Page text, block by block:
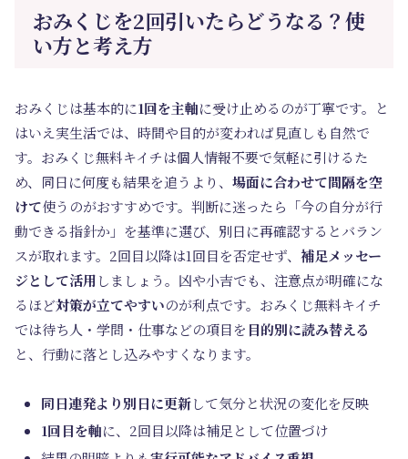
おみくじを2回引いたらどうなる？使
い方と考え方
おみくじは基本的に1回を主軸に受け止めるのが丁寧です。と
はいえ実生活では、時間や目的が変われば見直しも自然で
す。おみくじ無料キイチは個人情報不要で気軽に引けるた
め、同日に何度も結果を追うより、 場面に合わせて間隔を空
けて使うのがおすすめです。判断に迷ったら「今の自分が行
動できる指針か」を基準に選び、別日に再確認するとバラン
スが取れます。2回目以降は1回目を否定せず、 補足メッセー
ジとして活用しましょう。凶や小吉でも、注意点が明確にな
るほど対策が立てやすいのが利点です。おみくじ無料キイチ
では待ち人・学問・仕事などの項目を 目的別に読み替える
と、行動に落とし込みやすくなります。
同日連発より別日に更新して気分と状況の変化を反映
1回目を軸に、2回目以降は補足として位置づけ